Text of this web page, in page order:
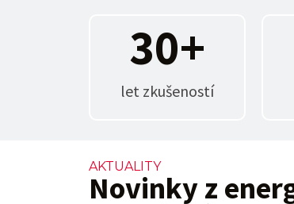
let zkušeností
30+
AKTUALITY
Novinky z